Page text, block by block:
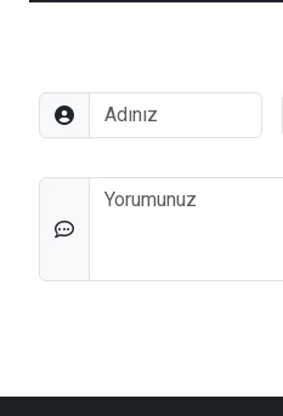
Adınız
Düşünceleriniz